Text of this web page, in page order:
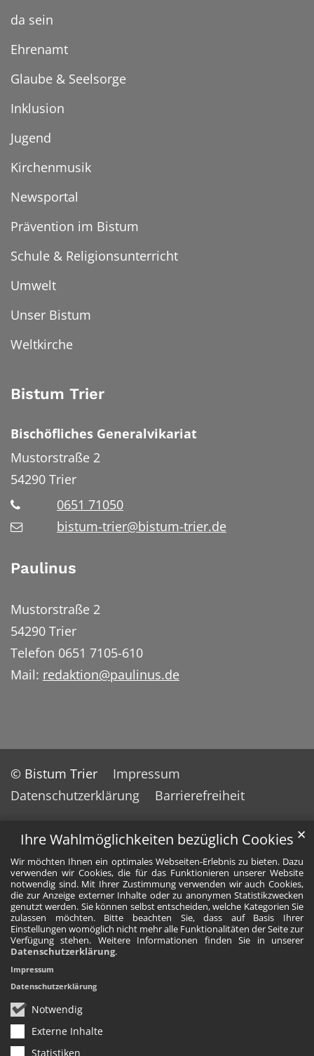
Ihre Wahlmöglichkeiten bezüglich Cookies
Wir möchten Ihnen ein optimales Webseiten-Erlebnis zu bieten. Dazu
verwenden wir Cookies, die für das Funktionieren unserer Website
notwendig sind. Mit Ihrer Zustimmung verwenden wir auch Cookies,
die zur Anzeige externer Inhalte oder zu anonymen Statistikzwecken
genutzt werden. Sie können selbst entscheiden, welche Kategorien Sie
zulassen möchten. Bitte beachten Sie, dass auf Basis Ihrer
Einstellungen womöglich nicht mehr alle Funktionalitäten der Seite zur
Verfügung stehen. Weitere Informationen finden Sie in unserer
Datenschutzerklärung.
Notwendig
Externe Inhalte
Statistiken
✕
Impressum
Datenschutzerklärung
da sein
Ehrenamt
Glaube & Seelsorge
Inklusion
Jugend
Kirchenmusik
Newsportal
Prävention im Bistum
Schule & Religionsunterricht
Umwelt
Unser Bistum
Weltkirche
Bistum Trier
Bischöfliches Generalvikariat
Mustorstraße 2
54290 Trier
0651 71050
bistum-trier@bistum-trier.de
Paulinus
Mustorstraße 2
54290 Trier
Telefon 0651 7105-610
Mail: redaktion@paulinus.de
© Bistum Trier
Impressum
Datenschutzerklärung
Barrierefreiheit